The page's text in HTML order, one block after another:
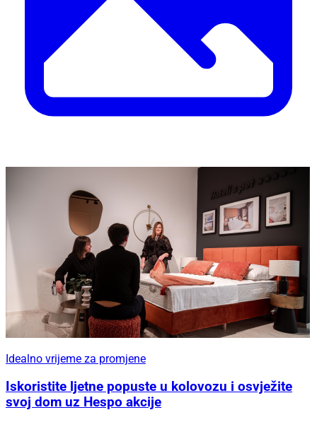
Idealno vrijeme za promjene
Iskoristite ljetne popuste u kolovozu i osvježite
svoj dom uz Hespo akcije